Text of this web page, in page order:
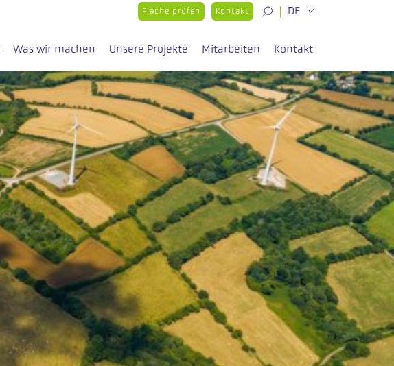
Fläche prüfen Kontakt DE
Was wir machen Unsere Projekte Mitarbeiten Kontakt